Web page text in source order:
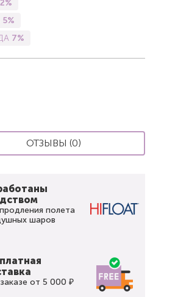
2%
5%
7%
ОТЗЫВЫ (0)
полета
шаров
от 5 000 ₽